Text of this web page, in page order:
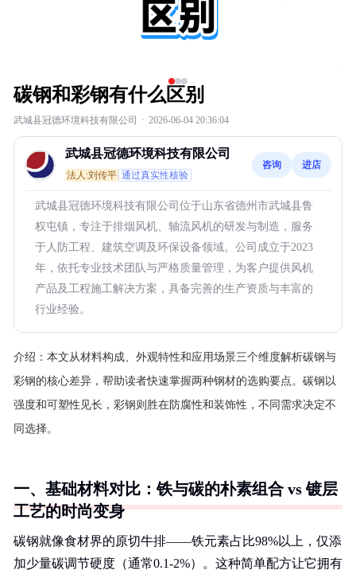
碳钢和彩钢有什么区别
武城县冠德环境科技有限公司 · 2026-06-04 20:36:04
武城县冠德环境科技有限公司
法人:刘传平 通过真实性核验
咨询 进店
武城县冠德环境科技有限公司位于山东省德州市武城县鲁
权屯镇，专注于排烟风机、轴流风机的研发与制造，服务
于人防工程、建筑空调及环保设备领域。公司成立于2023
年，依托专业技术团队与严格质量管理，为客户提供风机
产品及工程施工解决方案，具备完善的生产资质与丰富的
行业经验。
介绍： 本文从材料构成、外观特性和应用场景三个维度解析碳钢与
彩钢的核心差异，帮助读者快速掌握两种钢材的选购要点。碳钢以
强度和可塑性见长，彩钢则胜在防腐性和装饰性，不同需求决定不
同选择。
一、基础材料对比：铁与碳的朴素组合 vs 镀层
工艺的时尚变身
碳钢就像食材界的原切牛排——铁元素占比98%以上，仅添
加少量碳调节硬度（通常0.1-2%）。这种简单配方让它拥有